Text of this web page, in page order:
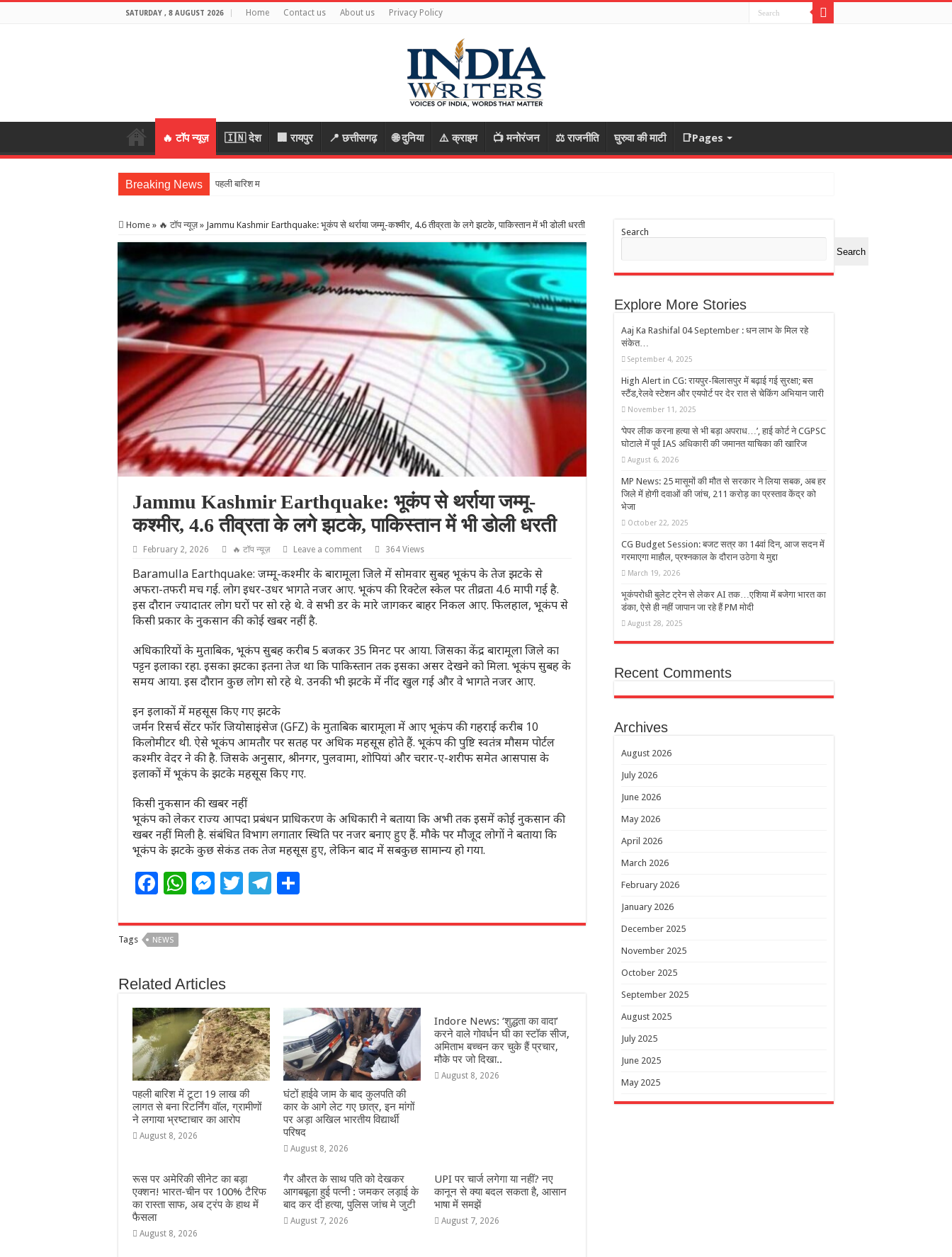
SATURDAY , 8 AUGUST 2026 Home Contact us About us Privacy Policy
🔥 टॉप न्यूज़ 🇮🇳 देश 🏢 रायपुर 📍 छत्तीसगढ़ 🌐 दुनिया ⚠️ क्राइम 📺 मनोरंजन ⚖️ राजनीति घुरुवा की माटी 📑Pages
Breaking News पहली बारिश में टूटा 19 लाख की ला
Home » 🔥 टॉप न्यूज़ » Jammu Kashmir Earthquake: भूकंप से थर्राया जम्मू-कश्मीर, 4.6 तीव्रता के लगे झटके, पाकिस्तान में भी डोली धरती
Jammu Kashmir Earthquake: भूकंप से थर्राया जम्मू-
कश्मीर, 4.6 तीव्रता के लगे झटके, पाकिस्तान में भी डोली धरती
February 2, 2026 🔥 टॉप न्यूज़ Leave a comment 364 Views
Baramulla Earthquake: जम्मू-कश्मीर के बारामूला जिले में सोमवार सुबह भूकंप के तेज झटके से
अफरा-तफरी मच गई. लोग इधर-उधर भागते नजर आए. भूकंप की रिक्टेल स्केल पर तीव्रता 4.6 मापी गई है.
इस दौरान ज्यादातर लोग घरों पर सो रहे थे. वे सभी डर के मारे जागकर बाहर निकल आए. फिलहाल, भूकंप से
किसी प्रकार के नुकसान की कोई खबर नहीं है.
अधिकारियों के मुताबिक, भूकंप सुबह करीब 5 बजकर 35 मिनट पर आया. जिसका केंद्र बारामूला जिले का
पट्टन इलाका रहा. इसका झटका इतना तेज था कि पाकिस्तान तक इसका असर देखने को मिला. भूकंप सुबह के
समय आया. इस दौरान कुछ लोग सो रहे थे. उनकी भी झटके में नींद खुल गई और वे भागते नजर आए.
इन इलाकों में महसूस किए गए झटके
जर्मन रिसर्च सेंटर फॉर जियोसाइंसेज (GFZ) के मुताबिक बारामूला में आए भूकंप की गहराई करीब 10
किलोमीटर थी. ऐसे भूकंप आमतौर पर सतह पर अधिक महसूस होते हैं. भूकंप की पुष्टि स्वतंत्र मौसम पोर्टल
कश्मीर वेदर ने की है. जिसके अनुसार, श्रीनगर, पुलवामा, शोपियां और चरार-ए-शरीफ समेत आसपास के
इलाकों में भूकंप के झटके महसूस किए गए.
किसी नुकसान की खबर नहीं
भूकंप को लेकर राज्य आपदा प्रबंधन प्राधिकरण के अधिकारी ने बताया कि अभी तक इसमें कोई नुकसान की
खबर नहीं मिली है. संबंधित विभाग लगातार स्थिति पर नजर बनाए हुए हैं. मौके पर मौजूद लोगों ने बताया कि
भूकंप के झटके कुछ सेकंड तक तेज महसूस हुए, लेकिन बाद में सबकुछ सामान्य हो गया.
F
c
e
b
o
o
k
W
at
A
p
p
M
ss
n
g
e
r
T
itt
T
e ar
Tags NEWS
Related Articles
पहली बारिश में टूटा 19 लाख की
लागत से बना रिटर्निंग वॉल, ग्रामीणों
ने लगाया भ्रष्टाचार का आरोप
August 8, 2026
घंटों हाईवे जाम के बाद कुलपति की
कार के आगे लेट गए छात्र, इन मांगों
पर अड़ा अखिल भारतीय विद्यार्थी
परिषद
August 8, 2026
Indore News: ‘शुद्धता का वादा’
करने वाले गोवर्धन घी का स्टॉक सीज,
अमिताभ बच्चन कर चुके हैं प्रचार,
मौके पर जो दिखा..
August 8, 2026
रूस पर अमेरिकी सीनेट का बड़ा
एक्शन! भारत-चीन पर 100% टैरिफ
का रास्ता साफ, अब ट्रंप के हाथ में
फैसला
August 8, 2026
गैर औरत के साथ पति को देखकर
आगबबूला हुई पत्नी : जमकर लड़ाई के
बाद कर दी हत्या, पुलिस जांच मे जुटी
August 7, 2026
UPI पर चार्ज लगेगा या नहीं? नए
कानून से क्या बदल सकता है, आसान
भाषा में समझें
August 7, 2026
Search
Search
Explore More Stories
Aaj Ka Rashifal 04 September : धन लाभ के मिल रहे
संकेत…
September 4, 2025
High Alert in CG: रायपुर-बिलासपुर में बढ़ाई गई सुरक्षा; बस
स्टैंड,रेलवे स्टेशन और एयपोर्ट पर देर रात से चेकिंग अभियान जारी
November 11, 2025
‘पेपर लीक करना हत्या से भी बड़ा अपराध…’, हाई कोर्ट ने CGPSC
घोटाले में पूर्व IAS अधिकारी की जमानत याचिका की खारिज
August 6, 2026
MP News: 25 मासूमों की मौत से सरकार ने लिया सबक, अब हर
जिले में होगी दवाओं की जांच, 211 करोड़ का प्रस्ताव केंद्र को
भेजा
October 22, 2025
CG Budget Session: बजट सत्र का 14वां दिन, आज सदन में
गरमाएगा माहौल, प्रश्नकाल के दौरान उठेगा ये मुद्दा
March 19, 2026
भूकंपरोधी बुलेट ट्रेन से लेकर AI तक…एशिया में बजेगा भारत का
डंका, ऐसे ही नहीं जापान जा रहे हैं PM मोदी
August 28, 2025
Recent Comments
Archives
August 2026
July 2026
June 2026
May 2026
April 2026
March 2026
February 2026
January 2026
December 2025
November 2025
October 2025
September 2025
August 2025
July 2025
June 2025
May 2025